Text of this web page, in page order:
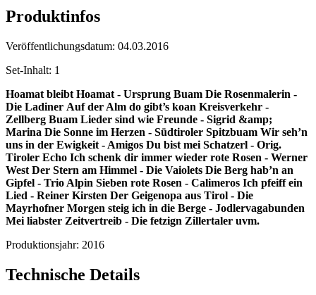
Produktinfos
Veröffentlichungsdatum: 04.03.2016
Set-Inhalt: 1
Hoamat bleibt Hoamat - Ursprung Buam Die Rosenmalerin -
Die Ladiner Auf der Alm do gibt’s koan Kreisverkehr -
Zellberg Buam Lieder sind wie Freunde - Sigrid &amp;
Marina Die Sonne im Herzen - Südtiroler Spitzbuam Wir seh’n
uns in der Ewigkeit - Amigos Du bist mei Schatzerl - Orig.
Tiroler Echo Ich schenk dir immer wieder rote Rosen - Werner
West Der Stern am Himmel - Die Vaiolets Die Berg hab’n an
Gipfel - Trio Alpin Sieben rote Rosen - Calimeros Ich pfeiff ein
Lied - Reiner Kirsten Der Geigenopa aus Tirol - Die
Mayrhofner Morgen steig ich in die Berge - Jodlervagabunden
Mei liabster Zeitvertreib - Die fetzign Zillertaler uvm.
Produktionsjahr: 2016
Technische Details